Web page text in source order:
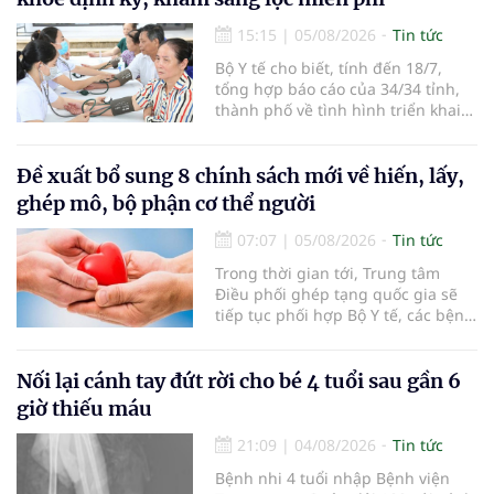
15:15 | 05/08/2026
Tin tức
Bộ Y tế cho biết, tính đến 18/7,
tổng hợp báo cáo của 34/34 tỉnh,
thành phố về tình hình triển khai
nhận 32.286.360 người, chiếm gần
30% dân số cả nước đã được khám
sức khỏe định kỳ năm nay.
Đề xuất bổ sung 8 chính sách mới về hiến, lấy,
ghép mô, bộ phận cơ thể người
07:07 | 05/08/2026
Tin tức
Trong thời gian tới, Trung tâm
Điều phối ghép tạng quốc gia sẽ
tiếp tục phối hợp Bộ Y tế, các bệnh
cường truyền thông, hoàn thiện
quy trình chuyên môn và hệ thống
hiến và ghép mô tạng.
Nối lại cánh tay đứt rời cho bé 4 tuổi sau gần 6
giờ thiếu máu
21:09 | 04/08/2026
Tin tức
Bệnh nhi 4 tuổi nhập Bệnh viện